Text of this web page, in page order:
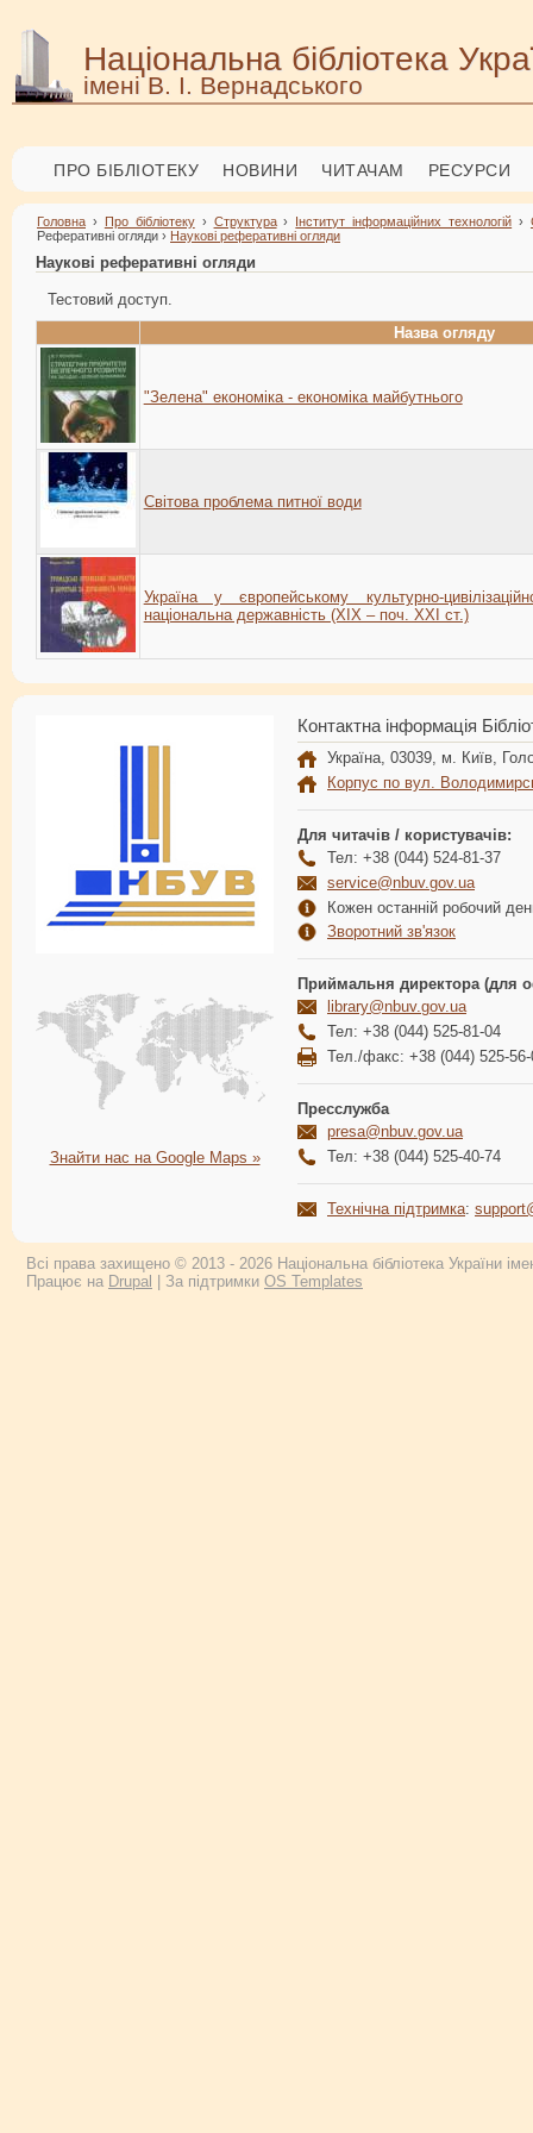
Національна бібліотека
імені В. І. Вернадського
ПРО БІБЛІОТЕКУ НОВИНИ ЧИТАЧАМ РЕСУРСИ
Головна › Про бібліотеку› Структура› Інститут інформаційних технологій ›
Реферативні огляди › Наукові реферативні огляди
Наукові реферативні огляди
Тестовий доступ.
Назва огляду
"Зелена" економіка - економіка майбутнього
Світова проблема питної води
Україна у європейському культурно-
національна державність (XIX – поч. XXI ст.)
Знайти нас на Google Maps »
Контактна інформація
Україна, 03039, м. Київ,
Корпус по вул.
Для читачів / користувачів:
Тел: +38 (044) 524-81-37
service@nbuv.gov.ua
Кожен останній робочий
Зворотний зв'язок
Приймальня директора (для
library@nbuv.gov.ua
Тел: +38 (044) 525-81-04
Тел./факс: +38 (044) 525-56-
Пресслужба
presa@nbuv.gov.ua
Тел: +38 (044) 525-40-74
Технічна підтримка:
Всі права захищено © 2013 - 2026 Національна бібліотека України
Працює на Drupal | За підтримки OS Templates